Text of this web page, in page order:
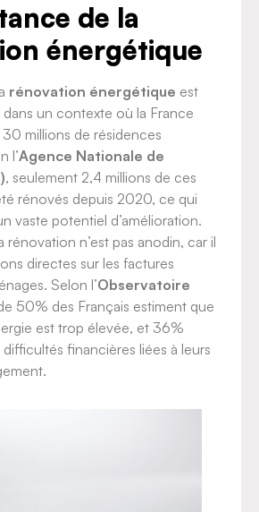
de la
énergétique
rénovation énergétique est
un contexte où la France
millions de résidences
l’Agence Nationale de
, seulement 2,4 millions de ces
rénovés depuis 2020, ce qui
vaste potentiel d’amélioration.
rénovation n’est pas anodin, car il
directes sur les factures
Selon l’Observatoire
50% des Français estiment que
est trop élevée, et 36%
financières liées à leurs